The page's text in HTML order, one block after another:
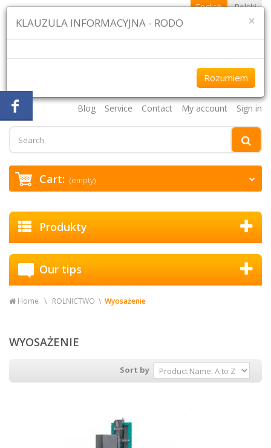
Blog Service Contact My account Sign in
Cart: (empty)
English Polski
Produkty
Our tips
Home ROLNICTWO Wyosażenie
WYOSAŻENIE
Sort by
×
KLAUZULA INFORMACYJNA - RODO
Rozumiem